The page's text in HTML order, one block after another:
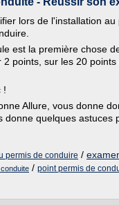
lors de l'installation
est la première chose
points, sur les 20
!
Allure, vous donne
quelques astuces
permis de conduire /
/ point permis de